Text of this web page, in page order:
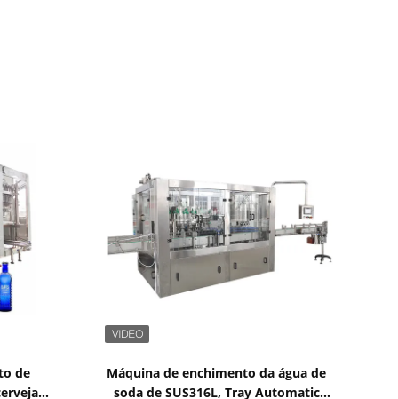
de
Máquina de enchimento da água de
soda de SUS316L, Tray Automatic